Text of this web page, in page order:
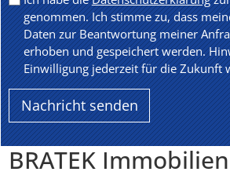
genommen. Ich stimme zu, dass
Daten zur Beantwortung meiner
erhoben und gespeichert werden.
Einwilligung jederzeit für die Zukunft
BRATEK Immobilien